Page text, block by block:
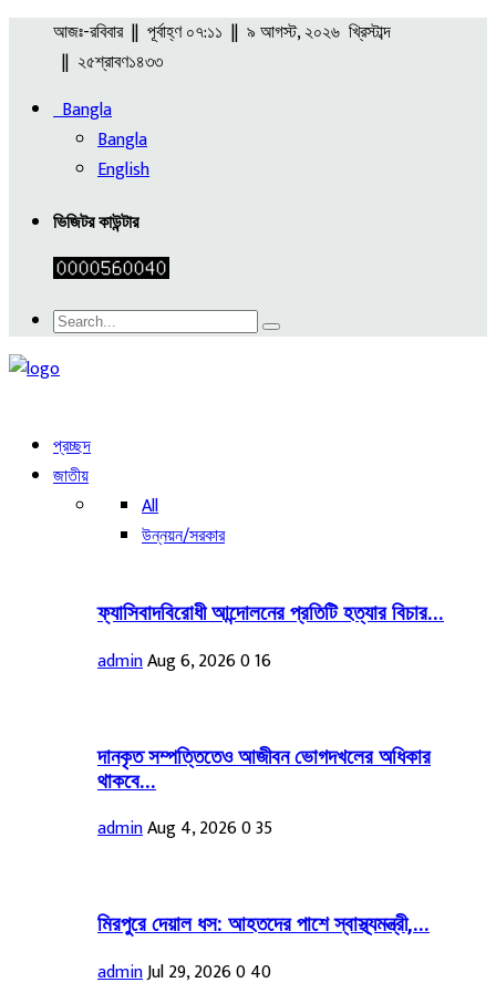
আজঃ-রবিবার || পূর্বাহ্ণ ০৭:১১ || ৯ আগস্ট, ২০২৬ খ্রিস্টাব্দ
|| ২৫শ্রাবণ১৪৩৩
Bangla
Bangla
English
ভিজিটর কাউন্টার
প্রচ্ছদ
জাতীয়
All
উন্নয়ন/সরকার
ফ্যাসিবাদবিরোধী আন্দোলনের প্রতিটি হত্যার বিচার...
adminAug 6, 2026016
দানকৃত সম্পত্তিতেও আজীবন ভোগদখলের অধিকার
থাকবে...
adminAug 4, 2026035
মিরপুরে দেয়াল ধস: আহতদের পাশে স্বাস্থ্যমন্ত্রী,...
adminJul 29, 2026040